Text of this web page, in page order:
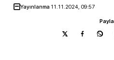
Yayınlanma 11.11.2024, 09:57